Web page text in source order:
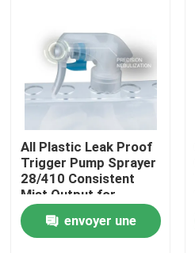
À propos de nous
Visite de l'usine
Contrôle de qualité
Nous contacter
All Plastic Leak Proof
Trigger Pump Sprayer
28/410 Consistent
Mist Output for
Household Cleaning
Bottlesenvoyer une